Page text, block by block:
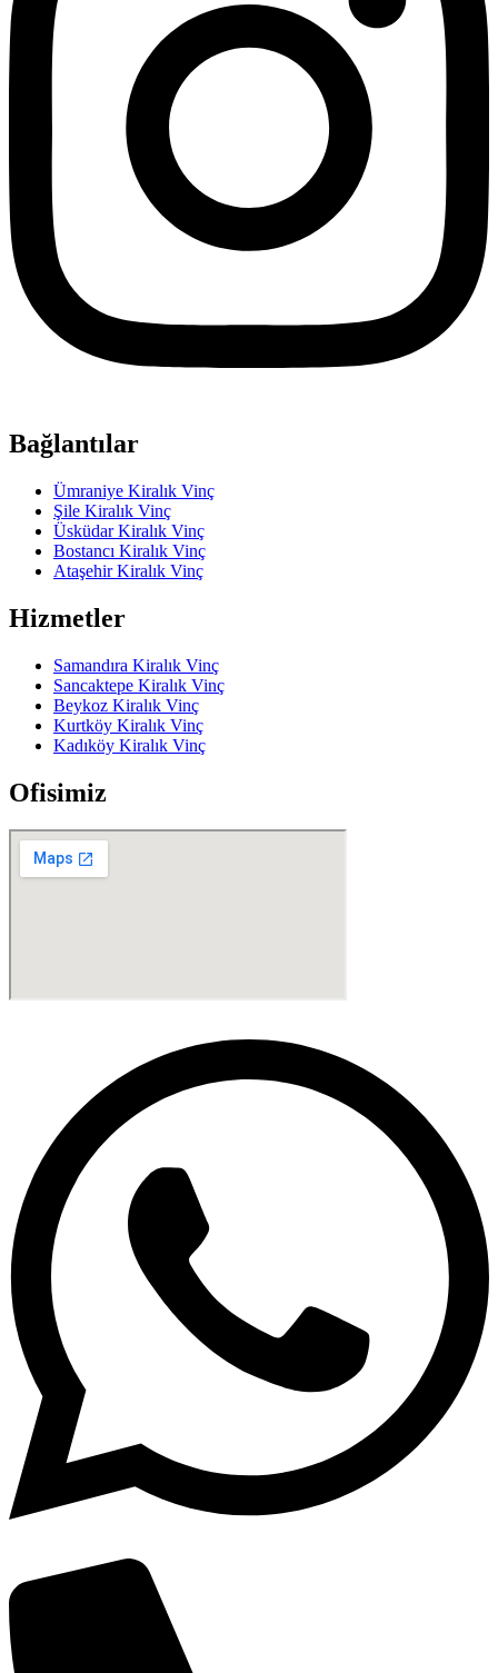
Bağlantılar
Ümraniye Kiralık Vinç
Şile Kiralık Vinç
Üsküdar Kiralık Vinç
Bostancı Kiralık Vinç
Ataşehir Kiralık Vinç
Hizmetler
Samandıra Kiralık Vinç
Sancaktepe Kiralık Vinç
Beykoz Kiralık Vinç
Kurtköy Kiralık Vinç
Kadıköy Kiralık Vinç
Ofisimiz